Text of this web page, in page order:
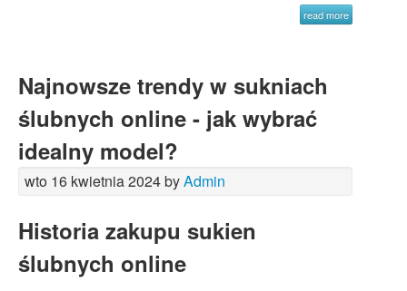
read more
Najnowsze trendy w sukniach
ślubnych online - jak wybrać
idealny model?
wto 16 kwietnia 2024 byAdmin
Historia zakupu sukien
ślubnych online